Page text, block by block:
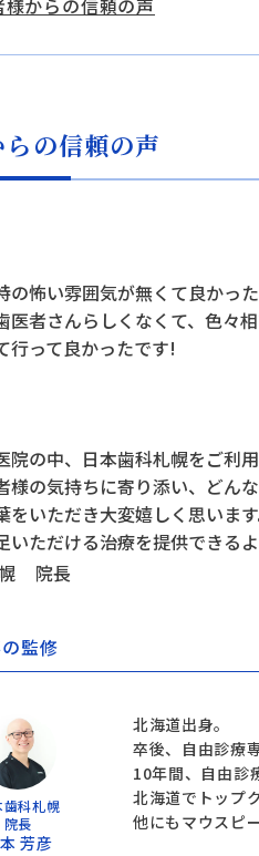
様からの信頼の声
の信頼の声
の怖い雰囲気が無くて良かっ
医者さんらしくなくて、色々
行って良かったです!
院の中、日本歯科札幌をご利
様の気持ちに寄り添い、どん
をいただき大変嬉しく思いま
いただける治療を提供できる
院長
監修
歯科札幌
院長
芳彦
北海道出身。
卒後、自由診療
10年間、自由診
北海道でトップ
他にもマウスピ